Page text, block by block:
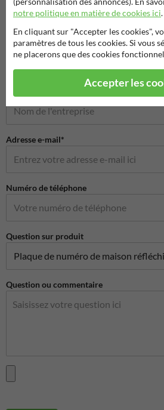
Nom*
Adresse e-mail*
Numéro de téléphone
Question sur produit
Question ou commentaire
notre politique en matière de cookies ici.
En cliquant sur "Accepter les cookies",
paramètres de tous les cookies. Si vous
ne placerons que des cookies
Accepter les